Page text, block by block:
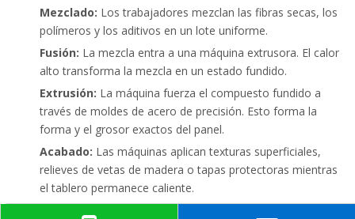
Mezclado: Los trabajadores mezclan las fibras secas, los
polímeros y los aditivos en un lote uniforme.
Fusión: La mezcla entra a una máquina extrusora. El calor
alto transforma la mezcla en un estado fundido.
Extrusión: La máquina fuerza el compuesto fundido a
través de moldes de acero de precisión. Esto forma la
forma y el grosor exactos del panel.
Acabado: Las máquinas aplican texturas superficiales,
relieves de vetas de madera o tapas protectoras mientras
el tablero permanece caliente.
Sistemas de refrigeración (aire versus agua)